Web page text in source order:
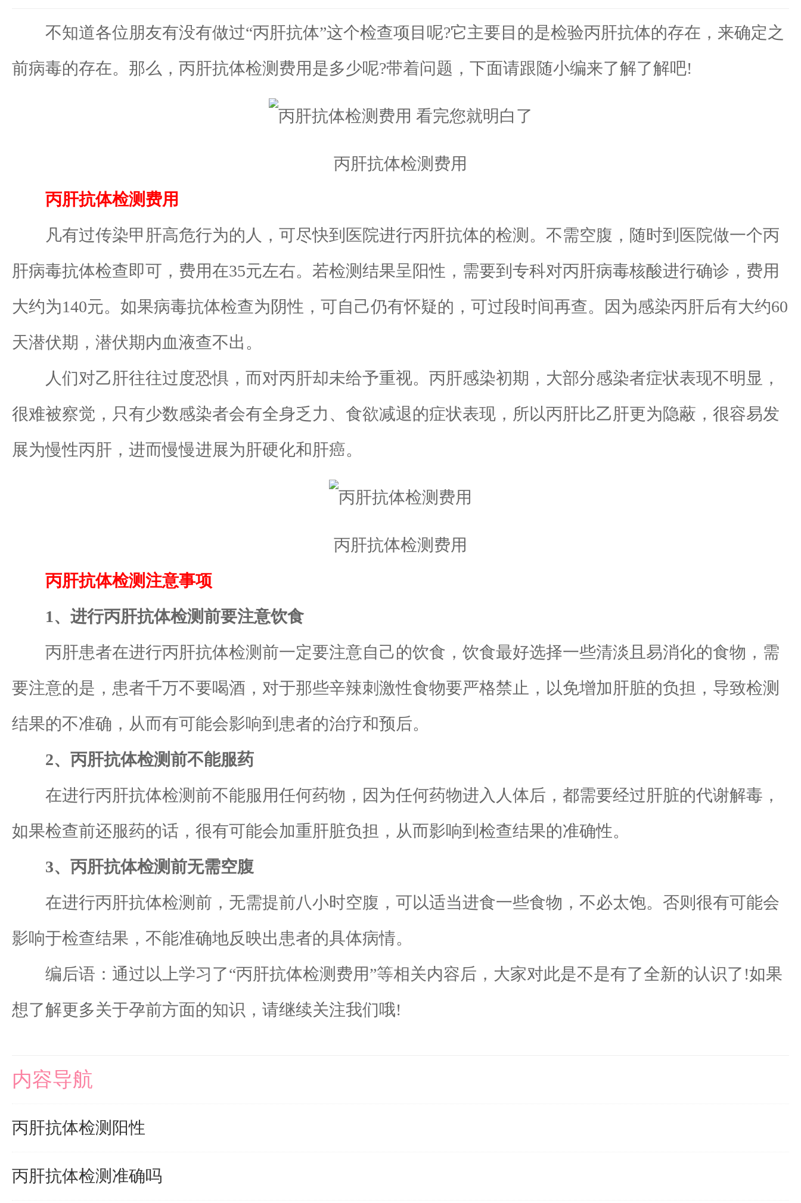
不知道各位朋友有没有做过“丙肝抗体”这个检查项目呢?它主要目的是检验丙肝抗体的存在，来确定之
前病毒的存在。那么，丙肝抗体检测费用是多少呢?带着问题，下面请跟随小编来了解了解吧!
丙肝抗体检测费用
丙肝抗体检测费用
凡有过传染甲肝高危行为的人，可尽快到医院进行丙肝抗体的检测。不需空腹，随时到医院做一个丙
肝病毒抗体检查即可，费用在35元左右。若检测结果呈阳性，需要到专科对丙肝病毒核酸进行确诊，费用
大约为140元。如果病毒抗体检查为阴性，可自己仍有怀疑的，可过段时间再查。因为感染丙肝后有大约60
天潜伏期，潜伏期内血液查不出。
人们对乙肝往往过度恐惧，而对丙肝却未给予重视。丙肝感染初期，大部分感染者症状表现不明显，
很难被察觉，只有少数感染者会有全身乏力、食欲减退的症状表现，所以丙肝比乙肝更为隐蔽，很容易发
展为慢性丙肝，进而慢慢进展为肝硬化和肝癌。
丙肝抗体检测费用
丙肝抗体检测注意事项
1、进行丙肝抗体检测前要注意饮食
丙肝患者在进行丙肝抗体检测前一定要注意自己的饮食，饮食最好选择一些清淡且易消化的食物，需
要注意的是，患者千万不要喝酒，对于那些辛辣刺激性食物要严格禁止，以免增加肝脏的负担，导致检测
结果的不准确，从而有可能会影响到患者的治疗和预后。
2、丙肝抗体检测前不能服药
在进行丙肝抗体检测前不能服用任何药物，因为任何药物进入人体后，都需要经过肝脏的代谢解毒，
如果检查前还服药的话，很有可能会加重肝脏负担，从而影响到检查结果的准确性。
3、丙肝抗体检测前无需空腹
在进行丙肝抗体检测前，无需提前八小时空腹，可以适当进食一些食物，不必太饱。否则很有可能会
影响于检查结果，不能准确地反映出患者的具体病情。
编后语：通过以上学习了“丙肝抗体检测费用”等相关内容后，大家对此是不是有了全新的认识了!如果
想了解更多关于孕前方面的知识，请继续关注我们哦!
内容导航
丙肝抗体检测阳性
丙肝抗体检测准确吗